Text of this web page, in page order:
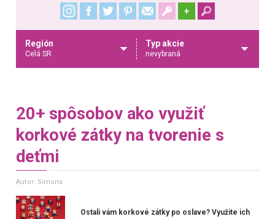
+
Región
Celá SR
Typ akcie
nevybraná
20+ spôsobov ako využiť
korkové zátky na tvorenie s
deťmi
Autor: Simona
Ostali vám korkové zátky po oslave? Využite ich